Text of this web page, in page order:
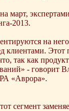
март,
2013.
на
Этот
так как
-
«Аврора».
сегмент